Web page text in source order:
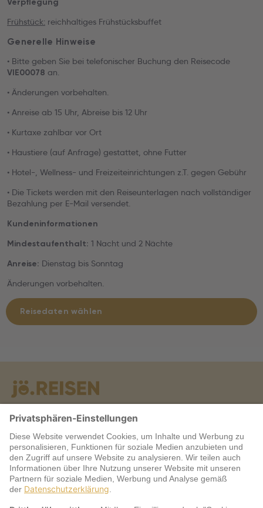
Verpflegung
Frühstück: reichhaltiges Frühstücksbuffet
Generelle Hinweise
• Bitte geben Sie bei telefonischer Buchung den Reisecode
VIE00078 an.
• Änderungen vorbehalten.
• Anreise ab 15 Uhr, Abreise bis 12 Uhr
• Kurtaxe zahlbar vor Ort
• Haustiere (auf Anfrage) gestattet, ohne Futter
• Hotel-, Wellness- und Freizeiteinrichtungen z.T. gegen Gebühr
• Die Tickets werden mit den Reiseunterlagen nach vollständiger
Bezahlung per E-Mail versendet.
Kundeninformationen
Mindestaufenthalt: 1 Nacht und 2 Nächte
Anreise: Dienstag bis Sonntag
Änderungen vorbehalten.
Reisedaten wählen
Warum jö?
Service
jö Bonus Club Partner